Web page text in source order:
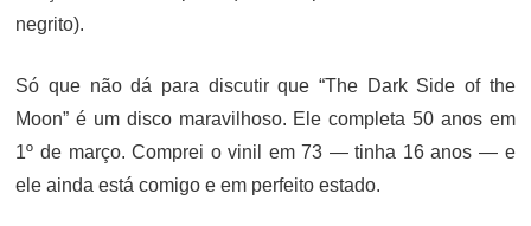
negrito).
Só que não dá para discutir que “The Dark Side of the
Moon” é um disco maravilhoso. Ele completa 50 anos em
1º de março. Comprei o vinil em 73 — tinha 16 anos — e
ele ainda está comigo e em perfeito estado.